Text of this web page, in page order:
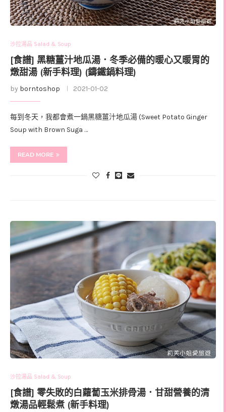
沙拉湯品 Salad & Soup
[食譜] 黑糖薑汁地瓜湯．冬季必備的暖心又暖胃的
燉甜湯 (新手料理) (鑄鐵鍋料理)
by borntoshop 2021-01-02
每到冬天，我都會煮一鍋黑糖薑汁地瓜湯 (Sweet Potato Ginger
Soup with Brown Suga …
READ MORE
沙拉湯品 Salad & Soup
[食譜] 零失敗的白蘿蔔玉米排骨湯．甘甜營養的清
燉湯品輕鬆煮 (新手料理)